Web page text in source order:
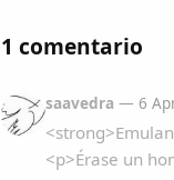
1 comentario
saavedra — 6
<p>Érase un